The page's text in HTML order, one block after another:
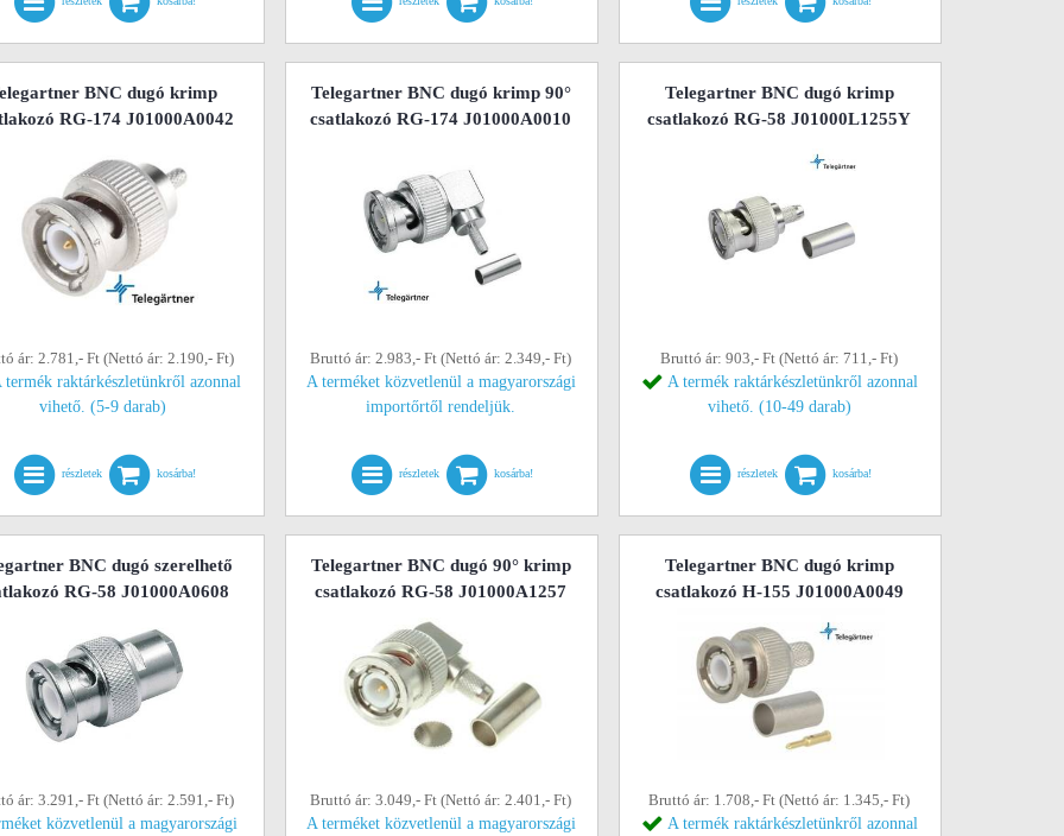
BNC dugó krimp
RG-174 J01000A0042
ár: 2.781,- Ft (Nettó ár: 2.190,- Ft)
termék raktárkészletünkről azonnal
vihető. (5-9 darab)
részletek kosárba!
Telegartner BNC dugó krimp 90°
csatlakozó RG-174 J01000A0010
Bruttó ár: 2.983,- Ft (Nettó ár: 2.349,- Ft)
A terméket közvetlenül a magyarországi
importőrtől rendeljük.
részletek kosárba!
Telegartner BNC dugó krimp
csatlakozó RG-58 J01000L1255Y
Bruttó ár: 903,- Ft (Nettó ár: 711,- Ft)
A termék raktárkészletünkről azonnal
vihető. (10-49 darab)
részletek kosárba!
BNC dugó szerelhető
RG-58 J01000A0608
ár: 3.291,- Ft (Nettó ár: 2.591,- Ft)
közvetlenül a magyarországi
Telegartner BNC dugó 90° krimp
csatlakozó RG-58 J01000A1257
Bruttó ár: 3.049,- Ft (Nettó ár: 2.401,- Ft)
A terméket közvetlenül a magyarországi
Telegartner BNC dugó krimp
csatlakozó H-155 J01000A0049
Bruttó ár: 1.708,- Ft (Nettó ár: 1.345,- Ft)
A termék raktárkészletünkről azonnal